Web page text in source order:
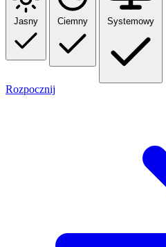
Jasny Ciemny Systemowy
Rozpocznij